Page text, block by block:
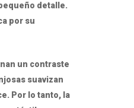
detalle.
por su
un contraste
suavizan
Por lo tanto, la